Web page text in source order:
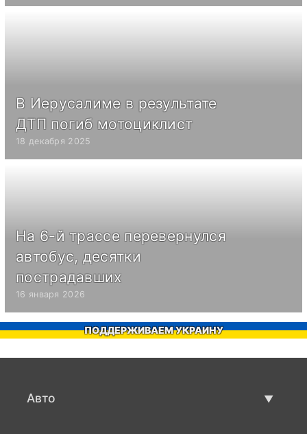
В Иерусалиме в результате
ДТП погиб мотоциклист
18 декабря 2025
На 6-й трассе перевернулся
автобус, десятки
пострадавших
16 января 2026
ПОДДЕРЖИВАЕМ УКРАИНУ
Авто